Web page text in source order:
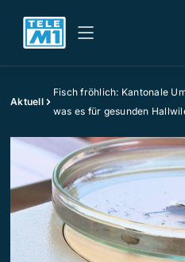
Aktuell
Fisch fröhlich: Kantonale
was es für gesunden